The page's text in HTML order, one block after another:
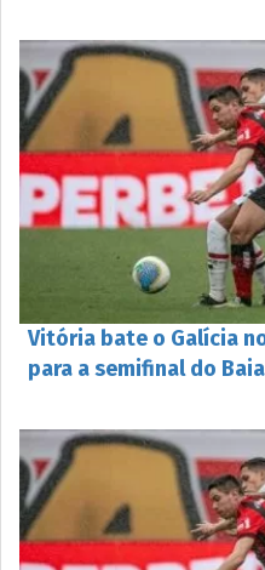
Vitória bate o Galícia
para a semifinal do